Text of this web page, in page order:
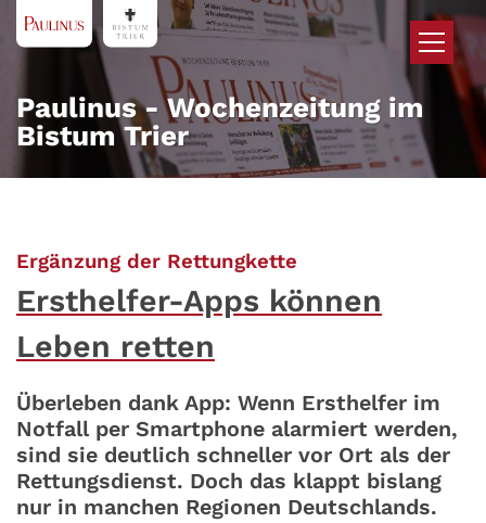
Zum Inhalt springen
Paulinus - Wochenzeitung im
Bistum Trier
Ergänzung der Rettungkette
Ersthelfer-Apps können
Leben retten
Überleben dank App: Wenn Ersthelfer im
Notfall per Smartphone alarmiert werden,
sind sie deutlich schneller vor Ort als der
Rettungsdienst. Doch das klappt bislang
nur in manchen Regionen Deutschlands.